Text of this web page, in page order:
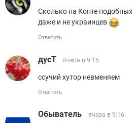
Сколько на Конте
даже и не украинцев
Ответить
дусТ вчера в 9:15
ссучий хутор невменяем
Ответить
Обыватель вчера в 9:16